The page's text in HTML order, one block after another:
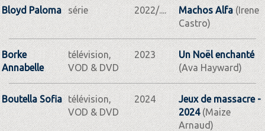
Bloyd Paloma série 2022/.... Machos Alfa(Irene
Castro)
Borke
Annabelle
télévision,
VOD & DVD
2023
Un Noël enchanté
(Ava Hayward)
Boutella Sofia
télévision,
VOD & DVD
2024
Jeux de massacre -
2024(Maize
Arnaud)